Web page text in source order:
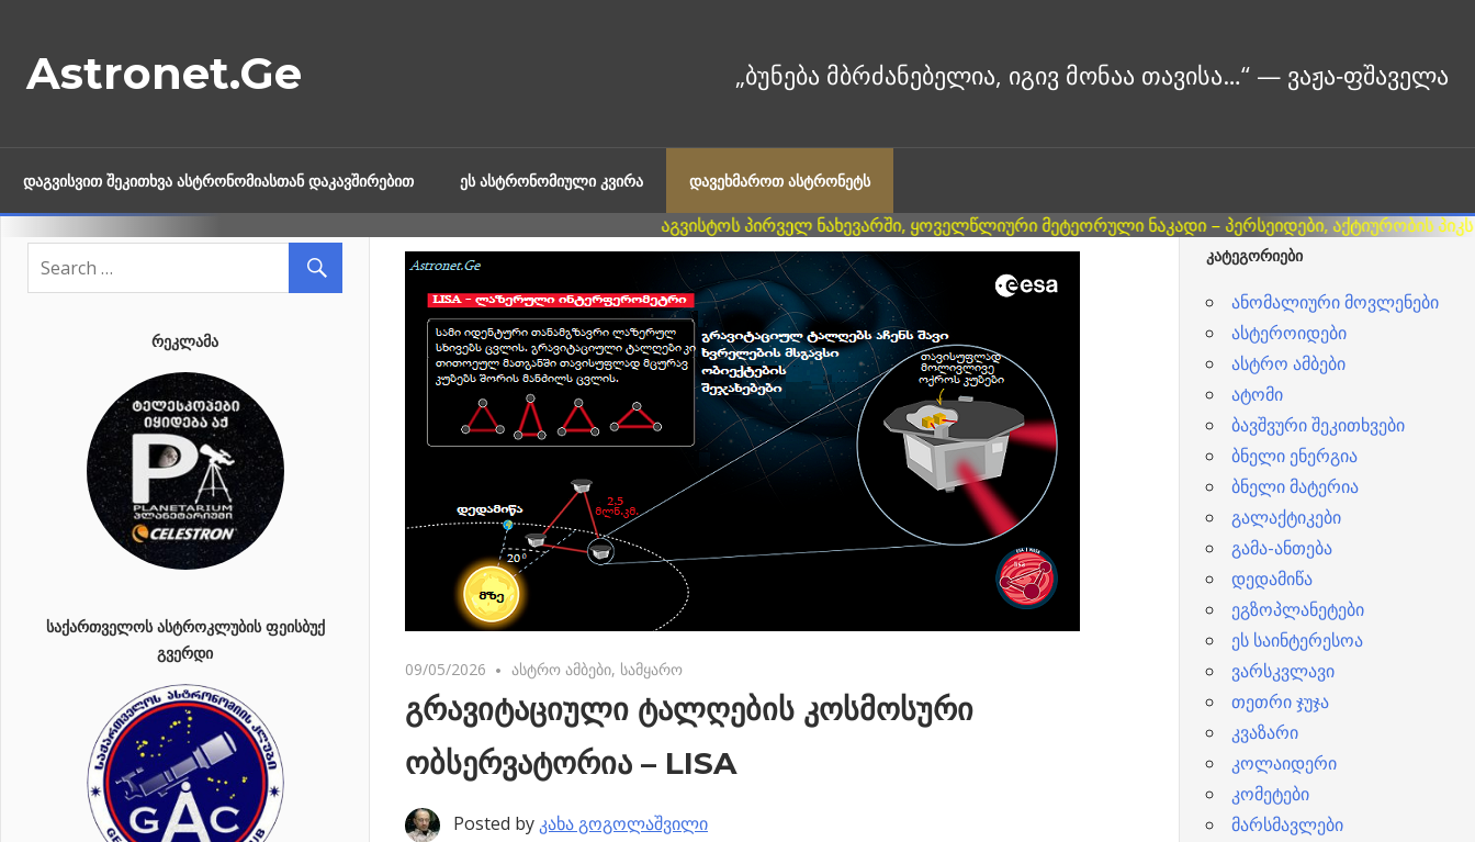
content
Astronet.Ge
ᲓᲐᲒᲕᲘᲡᲕᲘᲗ ᲨᲔᲙᲘᲗᲮᲕᲐ ᲐᲡᲢᲠᲝᲜᲝᲛᲘᲐᲡᲗᲐᲜ ᲓᲐᲙᲐᲕᲨᲘᲠᲔᲑᲘᲗ ᲔᲡ ᲐᲡᲢᲠᲝᲜᲝᲛᲘᲣᲚᲘ ᲙᲕᲘᲠᲐ ᲓᲐᲕᲔᲮᲛᲐᲠᲝᲗ ᲐᲡᲢᲠᲝᲜᲔᲢᲡ
09/05/2026 No comments
ასტრო ამბები, სამყარო
გრავიტაციული ტალღების კოსმოსური
ობსერვატორია – LISA
Posted by კახა გოგოლაშვილი
ᲠᲔᲙᲚᲐᲛᲐ
ᲡᲐᲥᲐᲠᲗᲕᲔᲚᲝᲡ ᲐᲡᲢᲠᲝᲙᲚᲣᲑᲘᲡ ᲤᲔᲘᲡᲑᲣᲥ
ᲒᲕᲔᲠᲓᲘ
ᲙᲐᲢᲔᲒᲝᲠᲘᲔᲑᲘ
ანომალიური მოვლენები
ასტეროიდები
ასტრო ამბები
ატომი
ბავშვური შეკითხვები
ბნელი ენერგია
ბნელი მატერია
გალაქტიკები
გამა-ანთება
დედამიწა
ეგზოპლანეტები
ეს საინტერესოა
ვარსკვლავი
თეთრი ჯუჯა
კვაზარი
კოლაიდერი
კომეტები
მარსმავლები